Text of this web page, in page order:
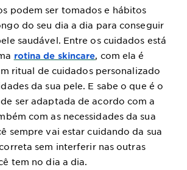
podem ser tomados e hábitos
do seu dia a dia para conseguir
saudável. Entre os cuidados está
rotina de skincare, com ela é
ritual de cuidados personalizado
da sua pele. E sabe o que é o
ser adaptada de acordo com a
com as necessidades da sua
sempre vai estar cuidando da sua
sem interferir nas outras
tem no dia a dia.